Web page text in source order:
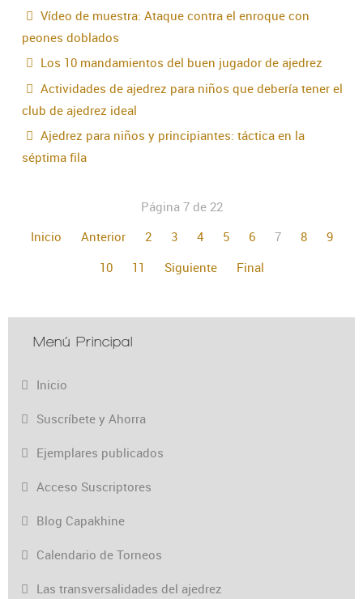
Vídeo de muestra: Ataque contra el enroque con
peones doblados
Los 10 mandamientos del buen jugador de ajedrez
Actividades de ajedrez para niños que debería tener el
club de ajedrez ideal
Ajedrez para niños y principiantes: táctica en la
séptima fila
Página 7 de 22
Inicio
Anterior 2 3 4 5 6 7 8
9
10
11 Siguiente Final
Menú Principal
Inicio
Suscríbete y Ahorra
Ejemplares publicados
Acceso Suscriptores
Blog Capakhine
Calendario de Torneos
Las transversalidades del ajedrez